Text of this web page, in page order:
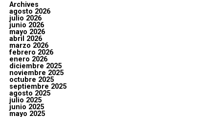
Archives
agosto 2026
julio 2026
junio 2026
mayo 2026
abril 2026
marzo 2026
febrero 2026
enero 2026
diciembre 2025
noviembre 2025
octubre 2025
septiembre 2025
agosto 2025
julio 2025
junio 2025
mayo 2025